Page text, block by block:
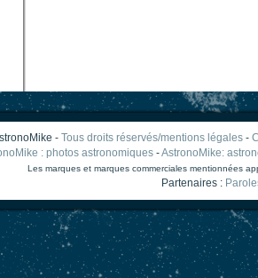
- Tous droits réservés/mentions légales-
: photos astronomiques -AstronoMike:
Les marques et marques commerciales mentionnées
Partenaires :